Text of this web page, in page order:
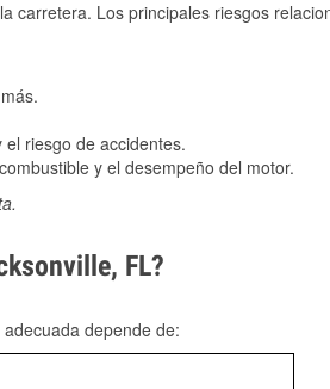
carretera. Los principales riesgos
riesgo de accidentes.
y el desempeño del motor.
FL?
depende de: